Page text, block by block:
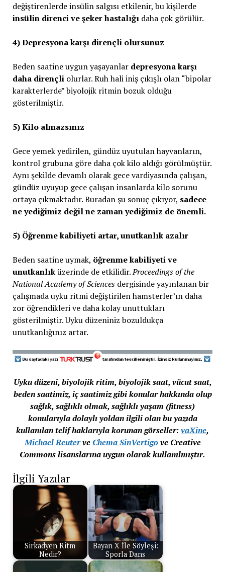
değiştirenlerde insülin salgısı etkilenir, bu kişilerde
insülin direnci ve şeker hastalığıdaha çok görülür.
4) Depresyona karşı dirençli olursunuz
Beden saatine uygun yaşayanlar depresyona karşı
daha dirençliolurlar. Ruh hali iniş çıkışlı olan “bipolar
karakterlerde” biyolojik ritmin bozuk olduğu
gösterilmiştir.
5) Kilo almazsınız
Gece yemek yedirilen, gündüz uyutulan hayvanların,
kontrol grubuna göre daha çok kilo aldığı görülmüştür.
Aynı şekilde devamlı olarak gece vardiyasında çalışan,
gündüz uyuyup gece çalışan insanlarda kilo sorunu
ortaya çıkmaktadır. Buradan şu sonuç çıkıyor, sadece
ne yediğimiz değil ne zaman yediğimiz de önemli.
5) Öğrenme kabiliyeti artar, unutkanlık azalır
Beden saatine uymak, öğrenme kabiliyeti ve
unutkanlıküzerinde de etkilidir.Proceedings of the
National Academy of Sciencesdergisinde yayınlanan bir
çalışmada uyku ritmi değiştirilen hamsterler’ın daha
zor öğrendikleri ve daha kolay unuttukları
gösterilmiştir. Uyku düzeniniz bozuldukça
unutkanlığınız artar.
Uyku düzeni, biyolojik ritim, biyolojik saat, vücut saat,
beden saatimiz, iç saatimiz gibi konular hakkında olup
sağlık, sağlıklı olmak, sağlıklı yaşam (fitness)
konularıyla dolaylı yoldan ilgili olan bu yazıda
kullanılan telif haklarıyla korunan görseller:vaXine,
Michael Reuterve Chema SinVertigove Creative
Commons lisanslarına uygun olarak kullanılmıştır.
İlgili Yazılar
Sirkadyen Ritm
Nedir?
Bayan X İle Söyleşi:
Sporla Dans